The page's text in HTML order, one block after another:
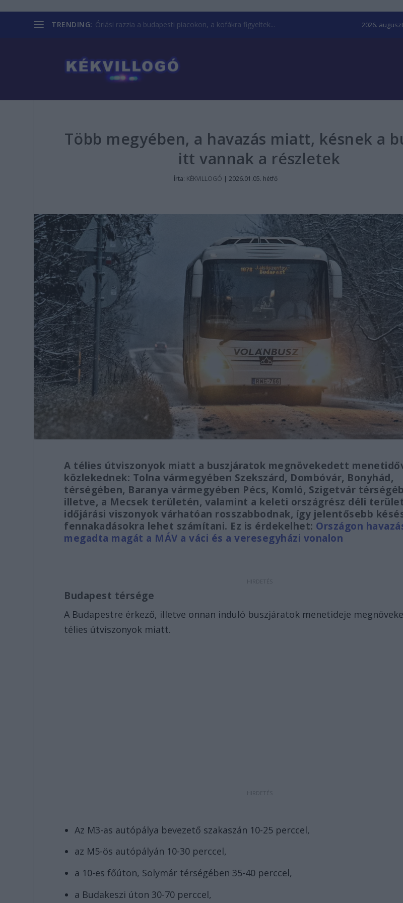
TRENDING: Óriási razzia a budapesti piacokon, a kofákra figyeltek... 2026.
Több megyében, a havazás miatt, késnek a
itt vannak a részletek
Írta: KÉKVILLOGÓ |2026.01.05. hétfő
A télies útviszonyok miatt a buszjáratok megnövekedett
közlekednek: Tolna vármegyében Szekszárd, Dombóvár, Bonyhád,
térségében, Baranya vármegyében Pécs, Komló, Szigetvár
illetve, a Mecsek területén, valamint a keleti országrész déli
időjárási viszonyok várhatóan rosszabbodnak, így jelentősebb
fennakadásokra lehet számítani. Ez is érdekelhet: Országon
megadta magát a MÁV a váci és a veresegyházi vonalon
Budapest térsége
A Budapestre érkező, illetve onnan induló buszjáratok menetideje
télies útviszonyok miatt.
Az M3-as autópálya bevezető szakaszán 10-25 perccel,
az M5-ös autópályán 10-30 perccel,
a 10-es főúton, Solymár térségében 35-40 perccel,
a Budakeszi úton 30-70 perccel,